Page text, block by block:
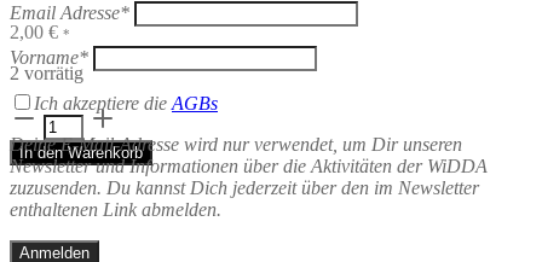
2,00 € *
2 vorrätig
Frieden
Postkarte
mit
Taube
von
Bär
von
In den Warenkorb
Email Adresse*
Vorname*
Ich akzeptiere die AGBs
Deine E-Mail-Adresse wird nur verwendet, um Dir unseren
Newsletter und Informationen über die Aktivitäten der WiDDA
zuzusenden. Du kannst Dich jederzeit über den im Newsletter
enthaltenen Link abmelden.